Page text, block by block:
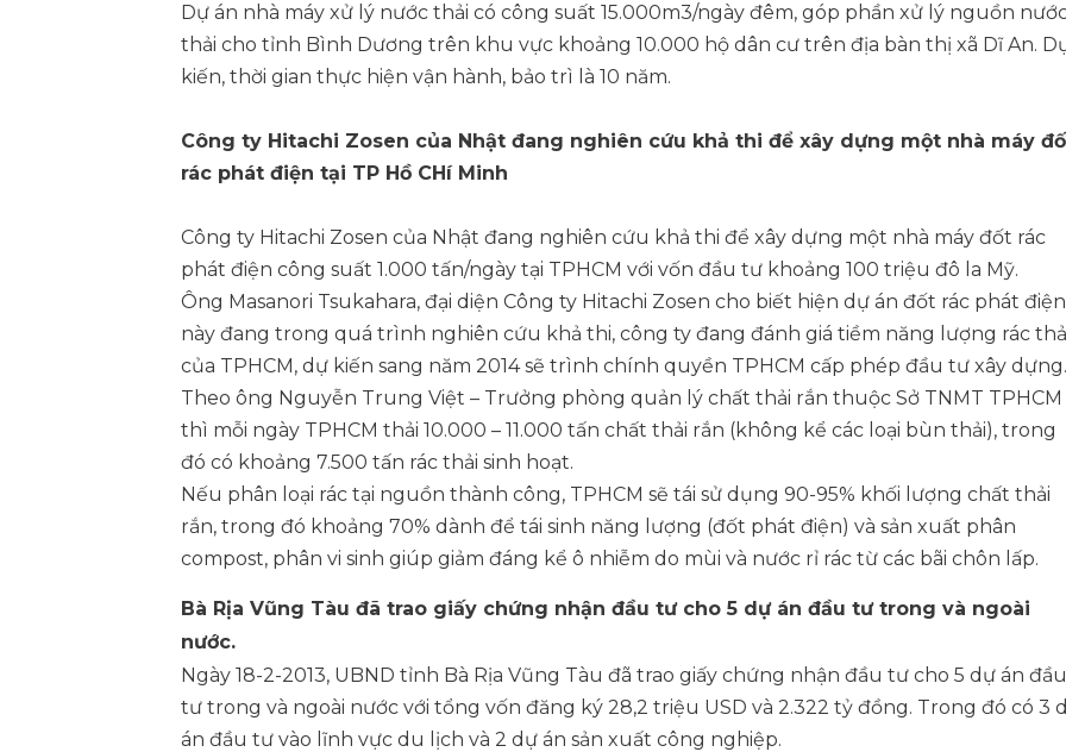
Dự án nhà máy xử lý nước thải có công suất 15.000m3/ngày đêm, góp phần xử lý nguồn
thải cho tỉnh Bình Dương trên khu vực khoảng 10.000 hộ dân cư trên địa bàn thị xã Dĩ An.
kiến, thời gian thực hiện vận hành, bảo trì là 10 năm.
Công ty Hitachi Zosen của Nhật đang nghiên cứu khả thi để xây dựng một nhà máy
rác phát điện tại TP Hồ CHí Minh
Công ty Hitachi Zosen của Nhật đang nghiên cứu khả thi để xây dựng một nhà máy đốt rác
phát điện công suất 1.000 tấn/ngày tại TPHCM với vốn đầu tư khoảng 100 triệu đô la Mỹ.
Ông Masanori Tsukahara, đại diện Công ty Hitachi Zosen cho biết hiện dự án đốt rác phát điện
này đang trong quá trình nghiên cứu khả thi, công ty đang đánh giá tiềm năng lượng rác
của TPHCM, dự kiến sang năm 2014 sẽ trình chính quyền TPHCM cấp phép đầu tư xây dựng.
Theo ông Nguyễn Trung Việt – Trưởng phòng quản lý chất thải rắn thuộc Sở TNMT TPHCM
thì mỗi ngày TPHCM thải 10.000 – 11.000 tấn chất thải rắn (không kể các loại bùn thải), trong
đó có khoảng 7.500 tấn rác thải sinh hoạt.
Nếu phân loại rác tại nguồn thành công, TPHCM sẽ tái sử dụng 90-95% khối lượng chất thải
rắn, trong đó khoảng 70% dành để tái sinh năng lượng (đốt phát điện) và sản xuất phân
compost, phân vi sinh giúp giảm đáng kể ô nhiễm do mùi và nước rỉ rác từ các bãi chôn lấp.
Bà Rịa Vũng Tàu đã trao giấy chứng nhận đầu tư cho 5 dự án đầu tư trong và ngoài
nước.
Ngày 18-2-2013, UBND tỉnh Bà Rịa Vũng Tàu đã trao giấy chứng nhận đầu tư cho 5 dự án đầu
tư trong và ngoài nước với tổng vốn đăng ký 28,2 triệu USD và 2.322 tỷ đồng. Trong đó có 3
án đầu tư vào lĩnh vực du lịch và 2 dự án sản xuất công nghiệp.